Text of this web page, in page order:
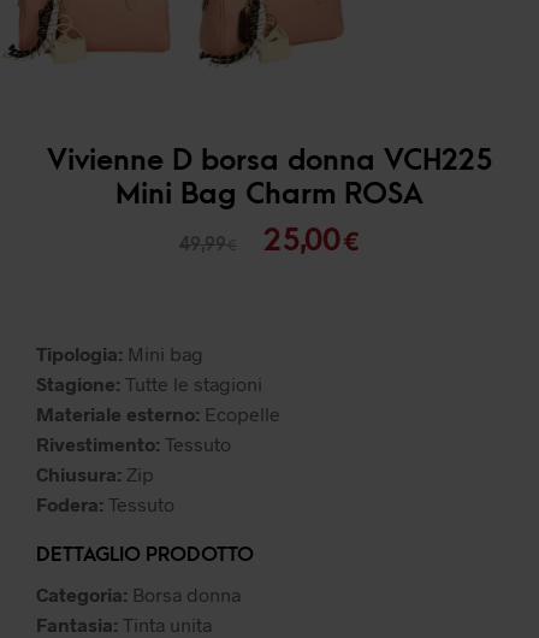
Vivienne D borsa donna VCH225
Mini Bag Charm ROSA
49,99€
Il
25,00€
Tipologia: Mini bag
Stagione: Tutte le stagioni
Materiale esterno: Ecopelle
Rivestimento: Tessuto
Chiusura: Zip
Fodera: Tessuto
DETTAGLIO PRODOTTO
Categoria: Borsa donna
Fantasia: Tinta unita